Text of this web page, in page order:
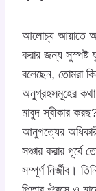
আলোচ্য আয়াতে
করার জন্য সুস্পষ্ট
বলেছেন, তোমরা
অনুগ্রহসমূহের
মাবুদ স্বীকার
আনুগত্যের
সঞ্চার করার
সম্পূর্ণ নির্জীব।